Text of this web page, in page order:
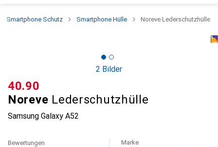
Smartphone Schutz Smartphone Hülle Noreve Lederschutzhülle
2 Bilder
Noreve Lederschutzhülle
Samsung Galaxy A52
CHF
40.90
Bewertungen Marke